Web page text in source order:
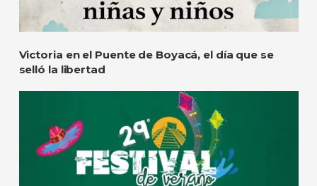
Victoria en el Puente de Boyacá, el día que se
selló la libertad